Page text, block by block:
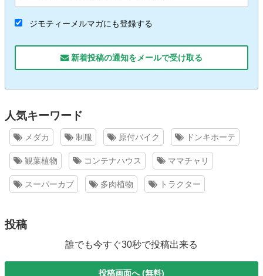
ジモティーメルマガにも登録する
新着投稿の通知をメールで受け取る
人気キーワード
メダカ 制服 原付バイク ドンキホーテ
観葉植物 コンテナハウス ママチャリ
スーパーカブ 多肉植物 トラクター
投稿
誰でも今すぐ30秒で投稿出来る
投稿画面へ (無料)